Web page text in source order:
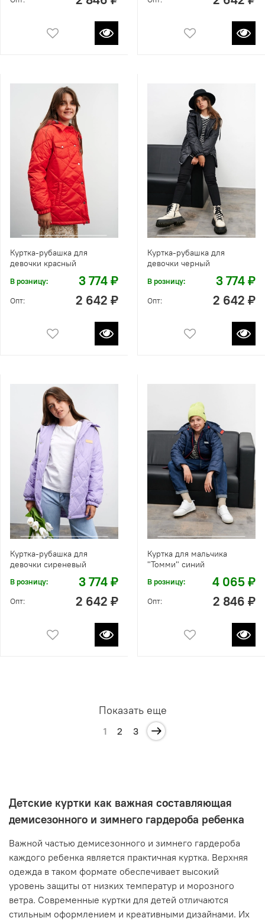
Куртка-рубашка для
девочки красный
В розницу: 3 774 ₽
Опт: 2 642 ₽
Куртка-рубашка для
девочки черный
В розницу: 3 774 ₽
Опт: 2 642 ₽
Куртка-рубашка для
девочки сиреневый
В розницу: 3 774 ₽
Опт: 2 642 ₽
Куртка для мальчика
"Томми" синий
В розницу: 4 065 ₽
Опт: 2 846 ₽
Показать еще
1 2 3
Детские куртки как важная составляющая
демисезонного и зимнего гардероба ребенка
Важной частью демисезонного и зимнего гардероба
каждого ребенка является практичная куртка. Верхняя
одежда в таком формате обеспечивает высокий
уровень защиты от низких температур и морозного
ветра. Современные куртки для детей отличаются
стильным оформлением и креативными дизайнами. Их